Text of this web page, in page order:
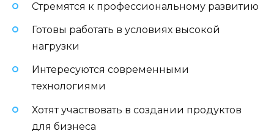
Стремятся к профессиональному развитию
Готовы работать в условиях высокой
нагрузки
Интересуются современными
технологиями
Хотят участвовать в создании продуктов
для бизнеса